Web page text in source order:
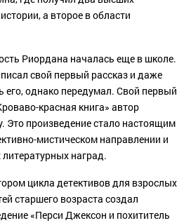
а второе в области
Риордана началась еще в школе.
свой первый рассказ и даже
его, однако передумал. Свой первый
красная книга» автор
Это произведение стало настоящим
мистическом направлении и
наград.
цикла детективов для взрослых
старшего возраста создал
«Перси Джексон и похититель